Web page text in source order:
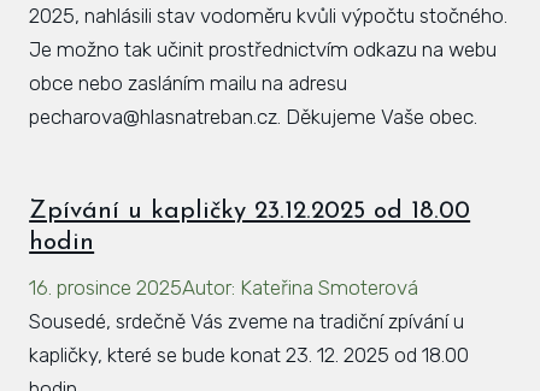
2025, nahlásili stav vodoměru kvůli výpočtu stočného.
Je možno tak učinit prostřednictvím odkazu na webu
obce nebo zasláním mailu na adresu
pecharova@hlasnatreban.cz. Děkujeme Vaše obec.
Zpívání u kapličky 23.12.2025 od 18.00
hodin
16. prosince 2025Autor: Kateřina Smoterová
Sousedé, srdečně Vás zveme na tradiční zpívání u
kapličky, které se bude konat 23. 12. 2025 od 18.00